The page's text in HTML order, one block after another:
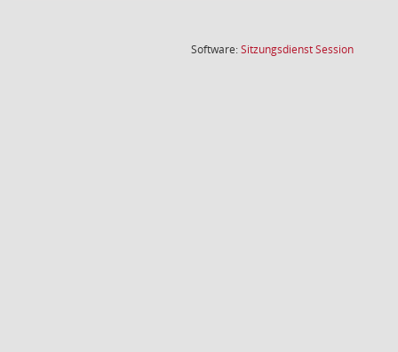
Software:SitzungsdienstSession(Wird in